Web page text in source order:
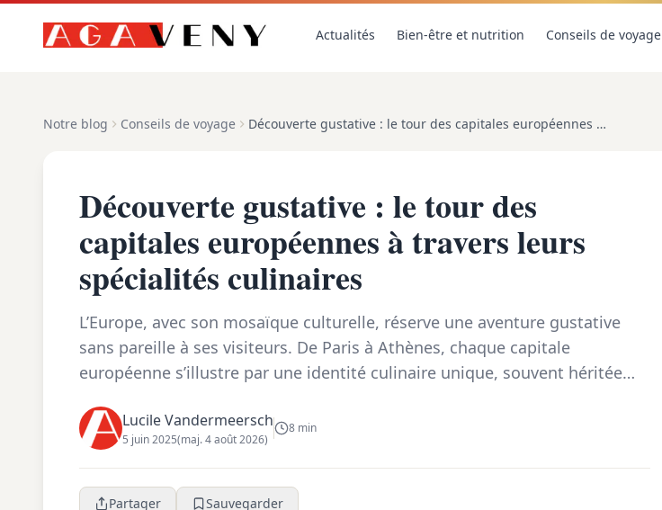
Actualités Bien-être et nutrition Conseils de voyage
Notre blog Conseils de voyage Découverte gustative : le tour des capitales européennes à travers leurs spécialités culinaires
Découverte gustative : le tour des
capitales européennes à travers leurs
spécialités culinaires
L’Europe, avec son mosaïque culturelle, réserve une aventure gustative
sans pareille à ses visiteurs. De Paris à Athènes, chaque capitale
européenne s’illustre par une identité culinaire unique, souvent héritée
Lucile Vandermeersch
5 juin 2025(maj. 4 août 2026)
8 min
Partager Sauvegarder